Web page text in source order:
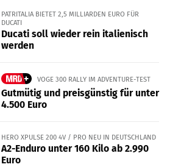
PATRITALIA BIETET 2,5 MILLIARDEN EURO FÜR
DUCATI
Ducati soll wieder rein italienisch
werden
VOGE 300 RALLY IM ADVENTURE-TEST
Gutmütig und preisgünstig für unter
4.500 Euro
HERO XPULSE 200 4V / PRO NEU IN DEUTSCHLAND
A2-Enduro unter 160 Kilo ab 2.990
Euro